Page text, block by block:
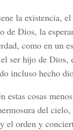
la existencia,
de Dios, la
como en un
ser hijo de Dios,
incluso hecho
estas cosas
del
el orden y